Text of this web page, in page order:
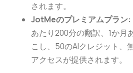
されます。
JotMeのプレミアムプラン:
あたり200分の翻訳、1か月
こし、50のAIクレジット、
アクセスが提供されます。